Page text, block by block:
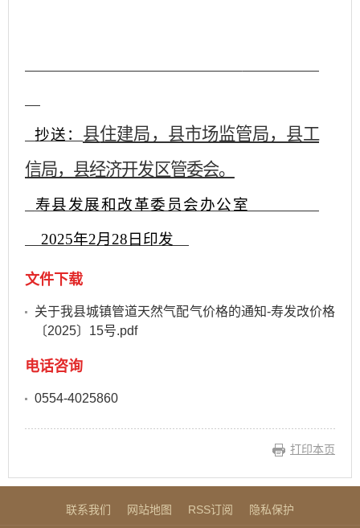
抄送： 县住建局，县市场监管局，县工
信局，县经济开发区管委会。
寿县发展和改革委员会办公室
2025年2月28 日 印发
文件下载
关于我县城镇管道天然气配气价格的通知-寿发改价格
〔2025〕15号.pdf
电话咨询
0554-4025860
打印本页
联系我们 网站地图 RSS订阅 隐私保护